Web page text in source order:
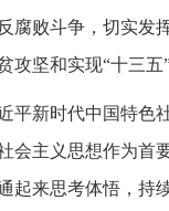
腐败斗争，切实发
坚和实现“十三五
平新时代中国特色
会主义思想作为首
起来思考体悟，持